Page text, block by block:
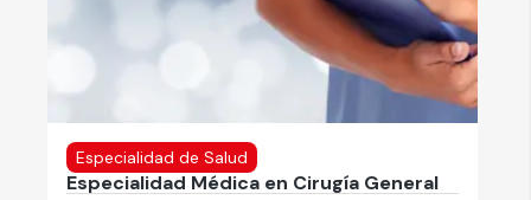
Especialidad de Salud
Especialidad Médica en Cirugía General